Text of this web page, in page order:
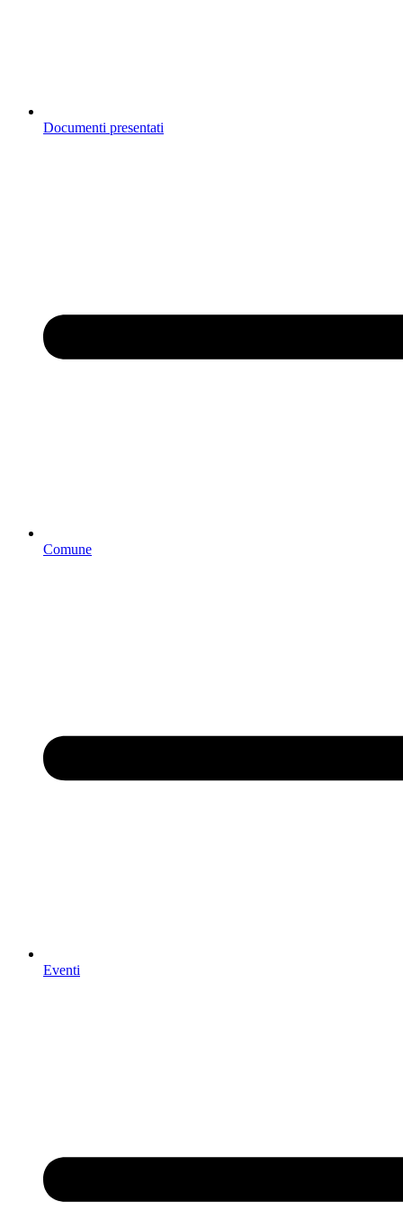
Documenti presentati
Comune
Eventi